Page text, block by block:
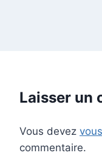
Laisser un
Vous devez
commentaire.